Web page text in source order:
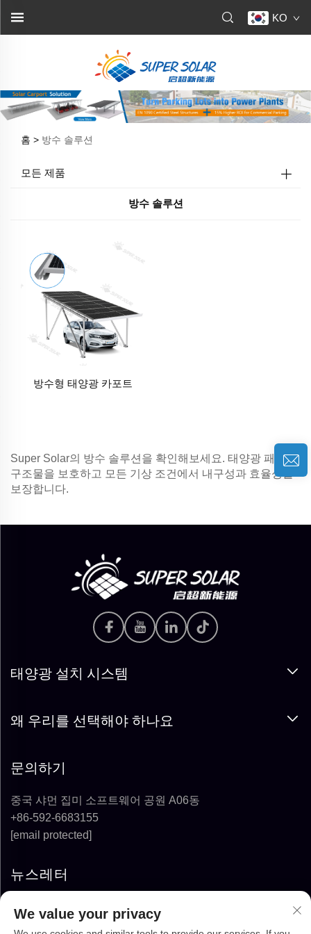
KO
홈 > 방수 솔루션
모든 제품
방수 솔루션
방수형 태양광 카포트
Super Solar의 방수 솔루션을 확인해보세요. 태양광 패널과
구조물을 보호하고 모든 기상 조건에서 내구성과 효율성을
보장합니다.
태양광 설치 시스템
왜 우리를 선택해야 하나요
문의하기
중국 샤먼 집미 소프트웨어 공원 A06동
+86-592-6683155
[email protected]
뉴스레터
We value your privacy